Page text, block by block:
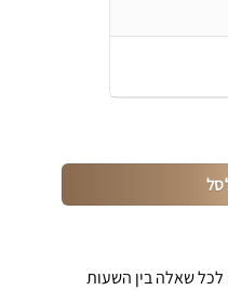
לכל שאלה בין השעות